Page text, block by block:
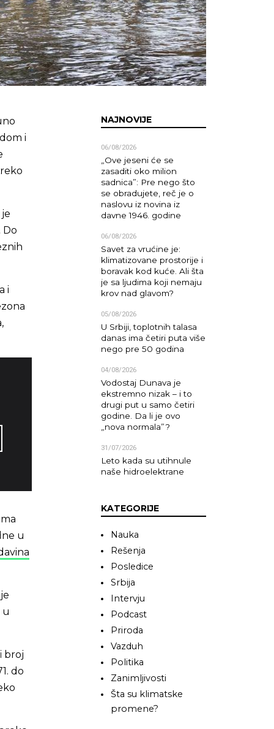
i
Do
i
u
u
broj
do
NAJNOVIJE
06/08/2026
„Ove jeseni će se
zasaditi oko milion
sadnica”: Pre nego što
se obradujete, reč je o
naslovu iz novina iz
davne 1946. godine
06/08/2026
Savet za vrućine je:
klimatizovane prostorije i
boravak kod kuće. Ali šta
je sa ljudima koji nemaju
krov nad glavom?
05/08/2026
U Srbiji, toplotnih talasa
danas ima četiri puta više
nego pre 50 godina
04/08/2026
Vodostaj Dunava je
ekstremno nizak – i to
drugi put u samo četiri
godine. Da li je ovo
„nova normala”?
31/07/2026
Leto kada su utihnule
naše hidroelektrane
KATEGORIJE
Nauka
Rešenja
Posledice
Srbija
Intervju
Podcast
Priroda
Vazduh
Politika
Zanimljivosti
Šta su klimatske
promene?